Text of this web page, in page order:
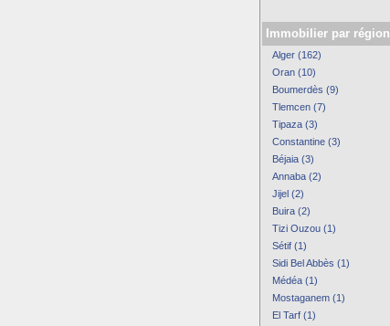
Immobilier par région
Alger (162)
Oran (10)
Boumerdès (9)
Tlemcen (7)
Tipaza (3)
Constantine (3)
Béjaia (3)
Annaba (2)
Jijel (2)
Buira (2)
Tizi Ouzou (1)
Sétif (1)
Sidi Bel Abbès (1)
Médéa (1)
Mostaganem (1)
El Tarf (1)